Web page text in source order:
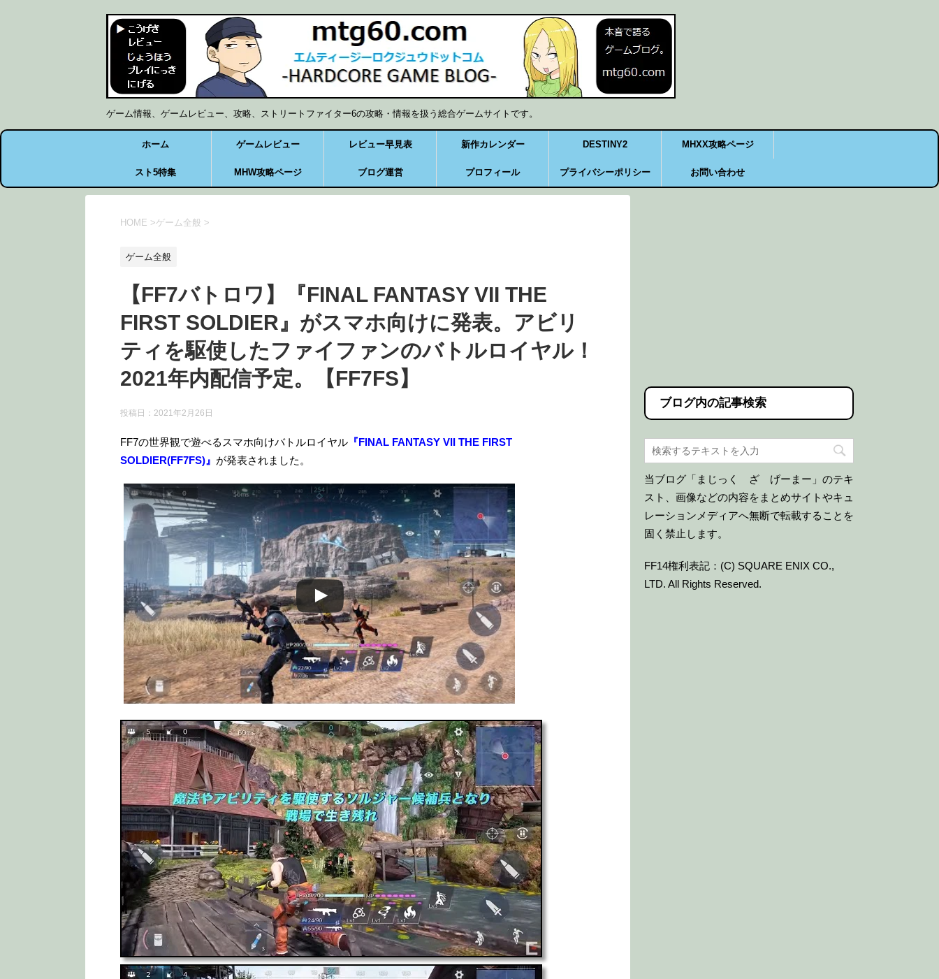
ゲーム情報、ゲームレビュー、攻略、ストリートファイター6の攻略・情報を扱う総合ゲームサイトです。
ホーム ゲームレビュー レビュー早見表 新作カレンダー DESTINY2 MHXX攻略ページ
スト5特集 MHW攻略ページ ブログ運営 プロフィール プライバシーポリシー お問い合わせ
HOME >ゲーム全般 >
ゲーム全般
【FF7バトロワ】『FINAL FANTASY VII THE
FIRST SOLDIER』がスマホ向けに発表。アビリ
ティを駆使したファイファンのバトルロイヤル！
2021年内配信予定。【FF7FS】
投稿日： 2021年2月26日
FF7の世界観で遊べるスマホ向けバトルロイヤル 『FINAL FANTASY VII THE FIRST
SOLDIER(FF7FS)』 が発表されました。
この動画を YouTube で視聴
ブログ内の記事検索
当ブログ「まじっく ざ げーまー」のテキ
スト、画像などの内容をまとめサイトやキュ
レーションメディアへ無断で転載することを
固く禁止します。
FF14権利表記：(C) SQUARE ENIX CO.,
LTD. All Rights Reserved.